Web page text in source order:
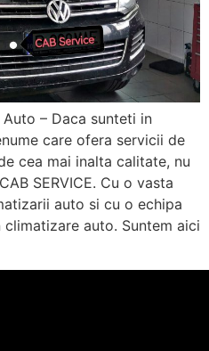
– Daca sunteti in
care ofera servicii de
cea mai inalta calitate, nu
SERVICE. Cu o vasta
auto si cu o echipa
auto. Suntem aici